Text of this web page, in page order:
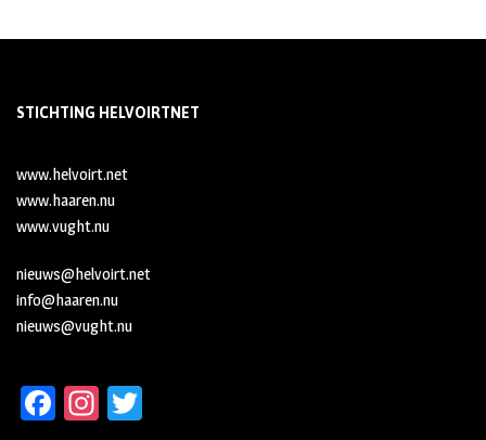
STICHTING HELVOIRTNET
www.helvoirt.net
www.haaren.nu
www.vught.nu
nieuws@helvoirt.net
info@haaren.nu
nieuws@vught.nu
Fa In